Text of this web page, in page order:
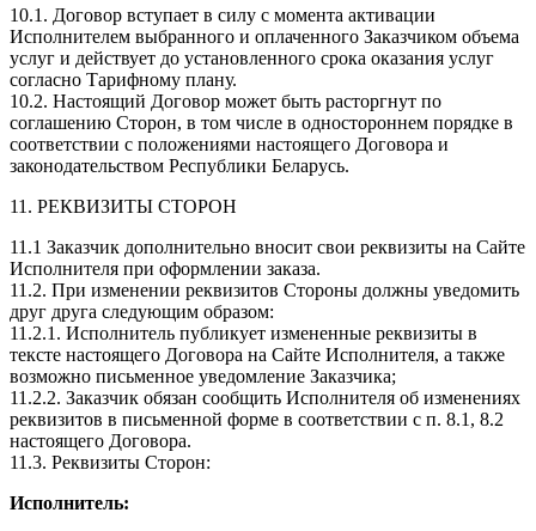
10.1. Договор вступает в силу с момента активации
Исполнителем выбранного и оплаченного Заказчиком объема
услуг и действует до установленного срока оказания услуг
согласно Тарифному плану.
10.2. Настоящий Договор может быть расторгнут по
соглашению Сторон, в том числе в одностороннем порядке в
соответствии с положениями настоящего Договора и
законодательством Республики Беларусь.
11. РЕКВИЗИТЫ СТОРОН
11.1 Заказчик дополнительно вносит свои реквизиты на Сайте
Исполнителя при оформлении заказа.
11.2. При изменении реквизитов Стороны должны уведомить
друг друга следующим образом:
11.2.1. Исполнитель публикует измененные реквизиты в
тексте настоящего Договора на Сайте Исполнителя, а также
возможно письменное уведомление Заказчика;
11.2.2. Заказчик обязан сообщить Исполнителя об изменениях
реквизитов в письменной форме в соответствии с п. 8.1, 8.2
настоящего Договора.
11.3. Реквизиты Сторон:
Исполнитель: